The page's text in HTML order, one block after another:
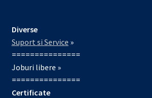
Diverse
Suport si Service »
===============
Joburi libere »
===============
Certificate